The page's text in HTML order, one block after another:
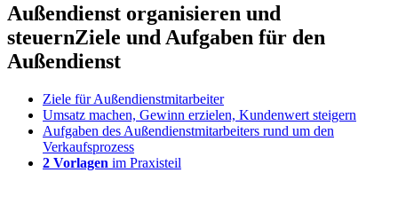
Außendienst organisieren und
steuernZiele und Aufgaben für den
Außendienst
Ziele für Außendienstmitarbeiter
Umsatz machen, Gewinn erzielen, Kundenwert steigern
Aufgaben des Außendienstmitarbeiters rund um den
Verkaufsprozess
2 Vorlagen im Praxisteil